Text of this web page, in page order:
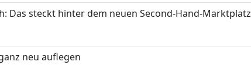
Das steckt hinter dem neuen Second-Hand-Marktplatz
neu auflegen